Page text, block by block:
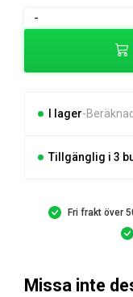
169 kr.
125 kr.
-
Husqvarna
100
mängdI lager
Tillgänglig i 3
Fri frakt över
Missa inte